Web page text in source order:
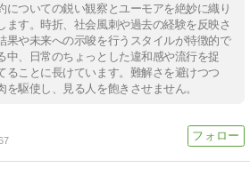
についての鋭い観察とユーモアを絶妙に織り
ます。時折、社会風刺や過去の経験を反映さ
果や未来への示唆を行うスタイルが特徴的で
中、日常のちょっとした違和感や流行を捉
ることに長けています。難解さを避けつつ
駆使し、見る人を飽きさせません。